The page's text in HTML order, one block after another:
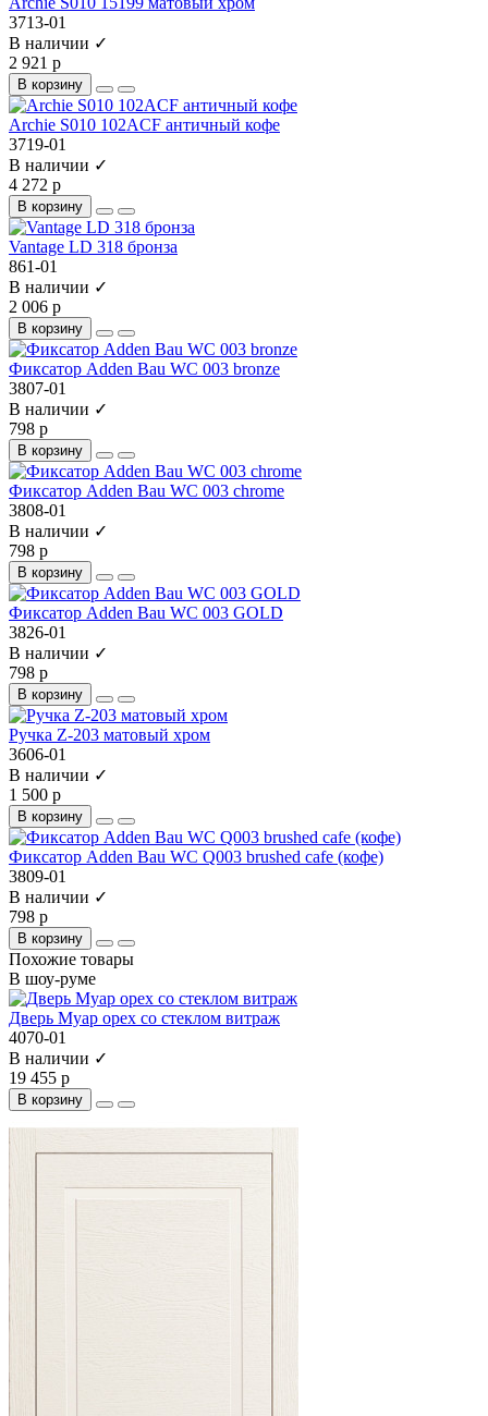
3713-01
В наличии ✓
2 921 р
В корзину
Archie S010 102ACF античный кофе
3719-01
В наличии ✓
4 272 р
В корзину
Vantage LD 318 бронза
861-01
В наличии ✓
2 006 р
В корзину
Фиксатор Adden Bau WC 003 bronze
3807-01
В наличии ✓
798 р
В корзину
Фиксатор Adden Bau WC 003 chrome
3808-01
В наличии ✓
798 р
В корзину
Фиксатор Adden Bau WC 003 GOLD
3826-01
В наличии ✓
798 р
В корзину
Ручка Z-203 матовый хром
3606-01
В наличии ✓
1 500 р
В корзину
Фиксатор Adden Bau WC Q003 brushed cafe (кофе)
3809-01
В наличии ✓
798 р
В корзину
Похожие товары
В шоу-руме
Дверь Муар орех со стеклом витраж
4070-01
В наличии ✓
19 455 р
В корзину